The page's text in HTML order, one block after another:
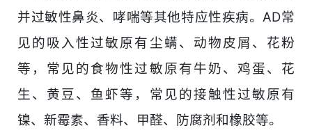
并过敏性鼻炎、哮喘等其他特应性疾病。AD常
见的吸入性过敏原有尘螨、动物皮屑、花粉
等，常见的食物性过敏原有牛奶、鸡蛋、花
生、黄豆、鱼虾等，常见的接触性过敏原有
镍、新霉素、香料、甲醛、防腐剂和橡胶等。